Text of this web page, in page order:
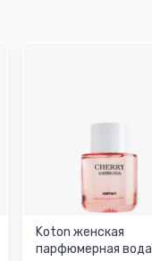
Koton женская
парфюмерная вода